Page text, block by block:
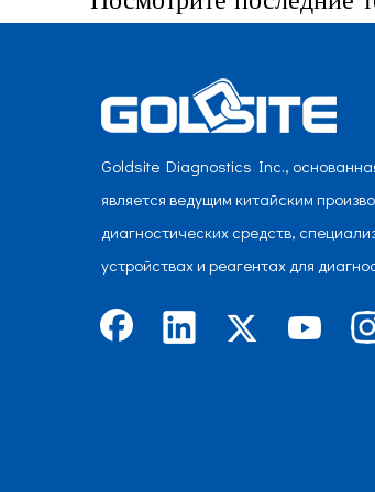
Goldsite Diagnostics Inc.,
является ведущим китайским
диагностических средств,
устройствах и реагентах для